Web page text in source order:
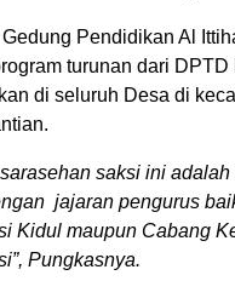
Pendidikan Al
turunan dari
di seluruh Desa di
sarasehan saksi ini
jajaran pengurus
Kidul maupun Cabang
Pungkasnya.